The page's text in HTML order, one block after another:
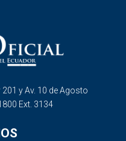
y Av. 10 de Agosto
Ext. 3134